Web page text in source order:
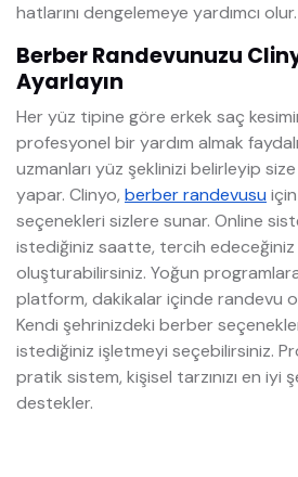
hatlarını dengelemeye yardımcı olur.
Berber Randevunuzu
Ayarlayın
Her yüz tipine göre erkek saç
profesyonel bir yardım almak
uzmanları yüz şeklinizi belirleyip
yapar. Clinyo, berber randevusu
seçenekleri sizlere sunar. Online
istediğiniz saatte, tercih
oluşturabilirsiniz. Yoğun
platform, dakikalar içinde randevu
Kendi şehrinizdeki berber
istediğiniz işletmeyi seçebilirsiniz.
pratik sistem, kişisel tarzınızı en iyi
destekler.